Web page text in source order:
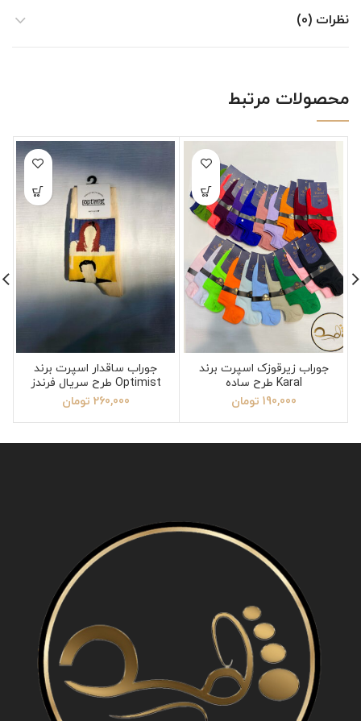
نظرات (0)
محصولات مرتبط
جوراب زیرقوزک اسپرت برند
Karal طرح ساده
190,000 تومان
جوراب ساقدار اسپرت برند
Optimist طرح سریال فرندز
260,000 تومان